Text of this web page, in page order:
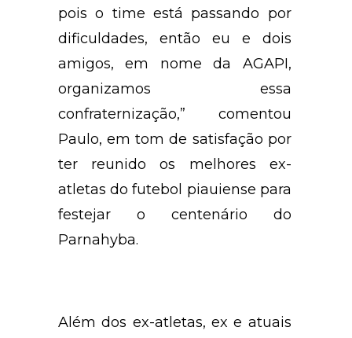
pois o time está passando por
dificuldades, então eu e dois
amigos, em nome da AGAPI,
organizamos essa
confraternização,” comentou
Paulo, em tom de satisfação por
ter reunido os melhores ex-
atletas do futebol piauiense para
festejar o centenário do
Parnahyba.
Além dos ex-atletas, ex e atuais